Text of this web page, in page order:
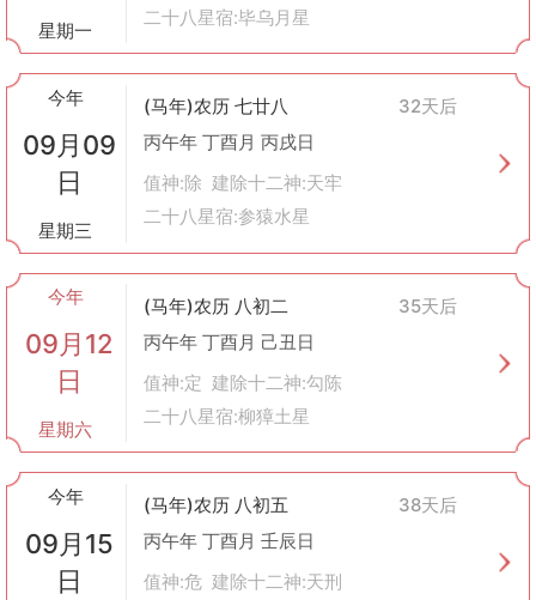
星期一
二十八星宿:毕乌月星
今年
09月09
日
星期三
(马年)农历 七廿八
32天后
丙午年 丁酉月 丙戌日
值神:除 建除十二神:天牢
二十八星宿:参猿水星
今年
09月12
日
星期六
(马年)农历 八初二
35天后
丙午年 丁酉月 己丑日
值神:定 建除十二神:勾陈
二十八星宿:柳獐土星
今年
09月15
日
(马年)农历 八初五
38天后
丙午年 丁酉月 壬辰日
值神:危 建除十二神:天刑